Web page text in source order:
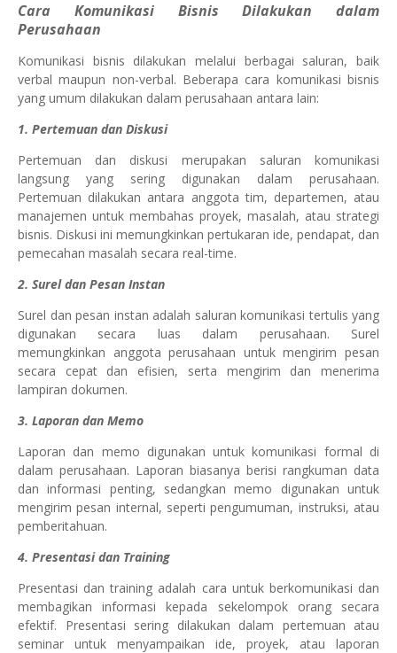
Cara Komunikasi Bisnis Dilakukan dalam
Perusahaan
Komunikasi bisnis dilakukan melalui berbagai saluran, baik
verbal maupun non-verbal. Beberapa cara komunikasi bisnis
yang umum dilakukan dalam perusahaan antara lain:
1. Pertemuan dan Diskusi
Pertemuan dan diskusi merupakan saluran komunikasi
langsung yang sering digunakan dalam perusahaan.
Pertemuan dilakukan antara anggota tim, departemen, atau
manajemen untuk membahas proyek, masalah, atau strategi
bisnis. Diskusi ini memungkinkan pertukaran ide, pendapat, dan
pemecahan masalah secara real-time.
2. Surel dan Pesan Instan
Surel dan pesan instan adalah saluran komunikasi tertulis yang
digunakan secara luas dalam perusahaan. Surel
memungkinkan anggota perusahaan untuk mengirim pesan
secara cepat dan efisien, serta mengirim dan menerima
lampiran dokumen.
3. Laporan dan Memo
Laporan dan memo digunakan untuk komunikasi formal di
dalam perusahaan. Laporan biasanya berisi rangkuman data
dan informasi penting, sedangkan memo digunakan untuk
mengirim pesan internal, seperti pengumuman, instruksi, atau
pemberitahuan.
4. Presentasi dan Training
Presentasi dan training adalah cara untuk berkomunikasi dan
membagikan informasi kepada sekelompok orang secara
efektif. Presentasi sering dilakukan dalam pertemuan atau
seminar untuk menyampaikan ide, proyek, atau laporan